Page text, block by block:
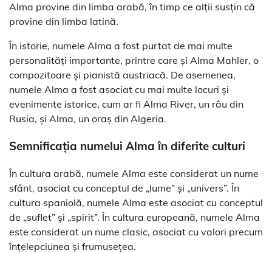
Alma provine din limba arabă, în timp ce alții susțin că
provine din limba latină.
În istorie, numele Alma a fost purtat de mai multe
personalități importante, printre care și Alma Mahler, o
compozitoare și pianistă austriacă. De asemenea,
numele Alma a fost asociat cu mai multe locuri și
evenimente istorice, cum ar fi Alma River, un râu din
Rusia, și Alma, un oraș din Algeria.
Semnificația numelui Alma în diferite culturi
În cultura arabă, numele Alma este considerat un nume
sfânt, asociat cu conceptul de „lume” și „univers”. În
cultura spaniolă, numele Alma este asociat cu conceptul
de „suflet” și „spirit”. În cultura europeană, numele Alma
este considerat un nume clasic, asociat cu valori precum
înțelepciunea și frumusețea.